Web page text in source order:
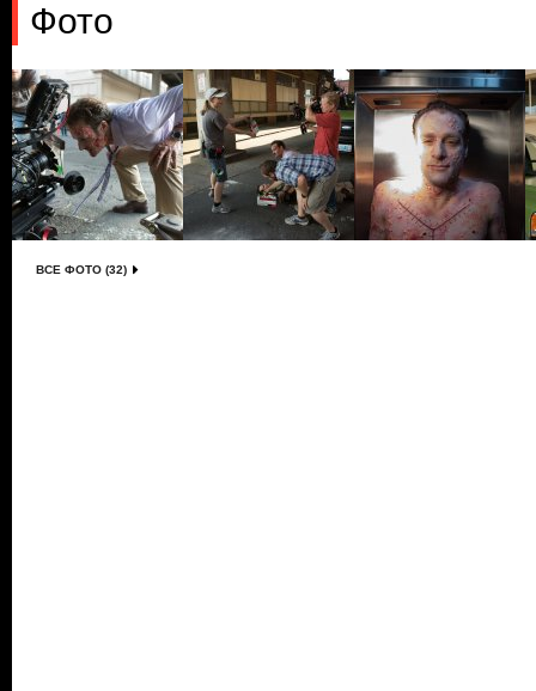
Фото
ВСЕ ФОТО (32)